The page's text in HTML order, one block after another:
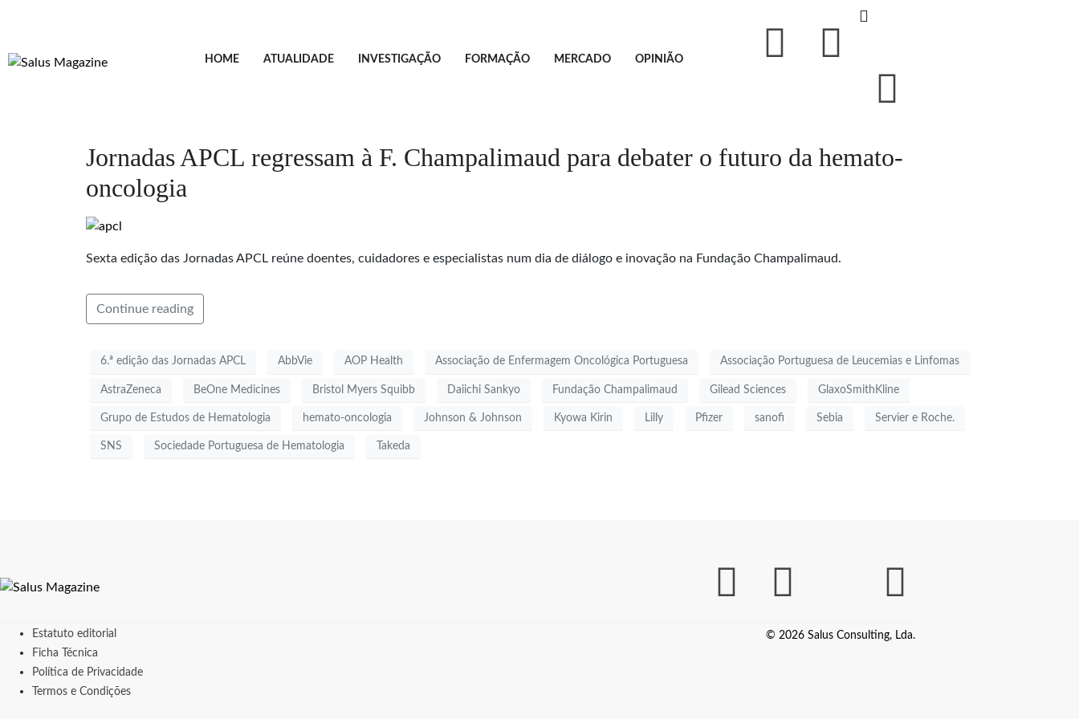
HOME ATUALIDADE INVESTIGAÇÃO FORMAÇÃO MERCADO OPINIÃO
Jornadas APCL regressam à F. Champalimaud para debater o futuro da hemato-
oncologia
Sexta edição das Jornadas APCL reúne doentes, cuidadores e especialistas num dia de diálogo e inovação na Fundação Champalimaud.
Continue reading
6.ª edição das Jornadas APCL AbbVie AOP Health Associação de Enfermagem Oncológica Portuguesa Associação Portuguesa de Leucemias e Linfomas
AstraZeneca BeOne Medicines Bristol Myers Squibb Daiichi Sankyo Fundação Champalimaud Gilead Sciences GlaxoSmithKline
Grupo de Estudos de Hematologia hemato-oncologia Johnson & Johnson Kyowa Kirin Lilly Pfizer sanofi Sebia Servier e Roche.
SNS Sociedade Portuguesa de Hematologia Takeda
Estatuto editorial
Ficha Técnica
Política de Privacidade
Termos e Condições
© 2026 Salus Consulting, Lda.